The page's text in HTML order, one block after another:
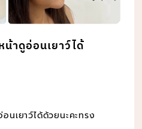
น้าดูอ่อนเยาว์ได้
นเยาว์ได้ด้วยนะคะทรง